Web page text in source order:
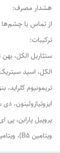
هشدار مصرف:
از تماس با چشم‌ها
ترکیبات:
الکل، اسید
تریمونیوم کلراید،
ویتامین B۵)، ویتامین B۶، CI۱۶۱۸۵، CI۱۵۹۸۵، اسانس، آب دیونیزه.